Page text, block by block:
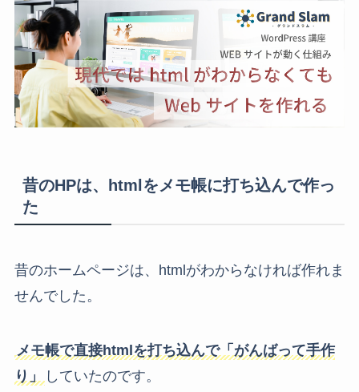
昔のHPは、htmlをメモ帳に打ち込んで作っ
た
昔のホームページは、htmlがわからなければ作れま
せんでした。
メモ帳で直接htmlを打ち込んで「がんばって手作
り」
していたのです。